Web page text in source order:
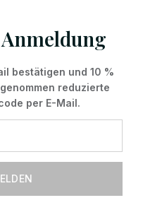
bestätigen und 10 %
reduzierte
per E-Mail.